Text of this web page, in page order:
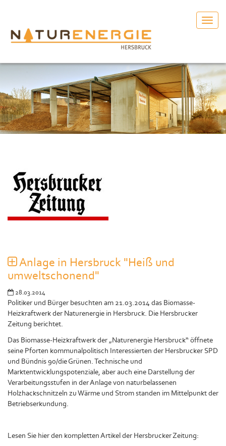
Anlage in Hersbruck "Heiß und
umweltschonend"
28.03.2014
Politiker und Bürger besuchten am 21.03.2014 das Biomasse-
Heizkraftwerk der Naturenergie in Hersbruck. Die Hersbrucker
Zeitung berichtet.
Das Biomasse-Heizkraftwerk der „Naturenergie Hersbruck“ öffnete
seine Pforten kommunalpolitisch Interessierten der Hersbrucker SPD
und Bündnis 90/die Grünen. Technische und
Marktentwicklungspotenziale, aber auch eine Darstellung der
Verarbeitungsstufen in der Anlage von naturbelassenen
Holzhackschnitzeln zu Wärme und Strom standen im Mittelpunkt der
Betriebserkundung.
Lesen Sie hier den kompletten Artikel der Hersbrucker Zeitung: